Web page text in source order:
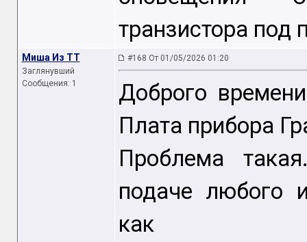
транзистора под
Мишa Из ТТ
Заглянувший
Сообщения: 1
#168 От 01/05/2026 01:20
Доброго
Плата прибора
Проблема
подаче любого
как